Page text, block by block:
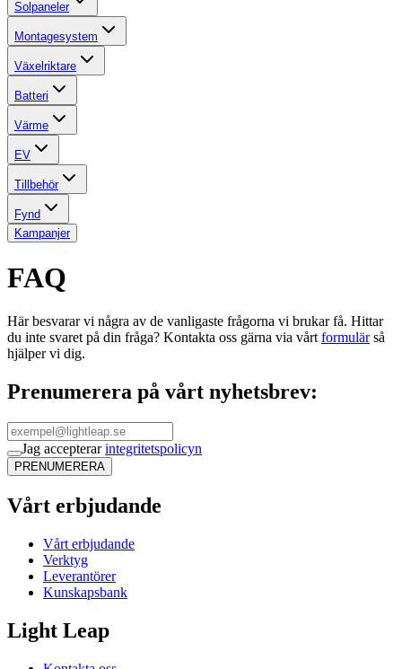
Solpaneler
Montagesystem
Växelriktare
Batteri
Värme
EV
Tillbehör
Fynd
Kampanjer
FAQ
Här besvarar vi några av de vanligaste frågorna vi brukar få. Hittar
du inte svaret på din fråga? Kontakta oss gärna via vårt formulär så
hjälper vi dig.
Prenumerera på vårt nyhetsbrev:
Jag accepterarintegritetspolicyn
PRENUMERERA
Vårt erbjudande
Vårt erbjudande
Verktyg
Leverantörer
Kunskapsbank
Light Leap